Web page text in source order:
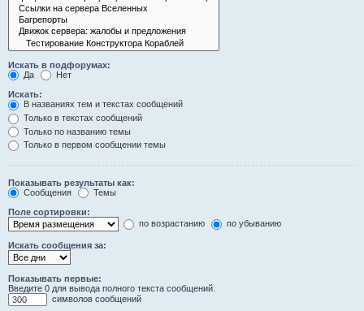
Искать в подфорумах:
Да
Нет
Искать:
В названиях тем и текстах сообщений
Только в текстах сообщений
Только по названию темы
Только в первом сообщении темы
Показывать результаты как:
Сообщения
Темы
Поле сортировки:
по возрастанию
по убыванию
Искать сообщения за:
Показывать первые:
Введите 0 для вывода полного текста сообщений.
символов сообщений